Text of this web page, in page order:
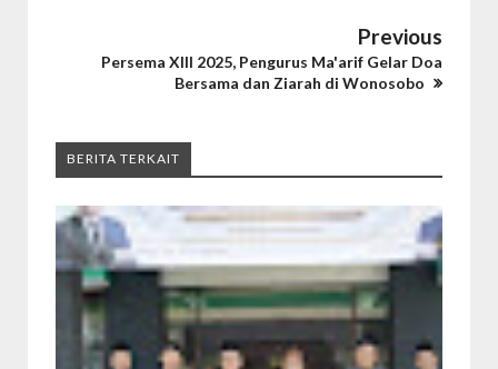
Previous
Persema XIII 2025, Pengurus Ma'arif Gelar Doa
Bersama dan Ziarah di Wonosobo
BERITA TERKAIT